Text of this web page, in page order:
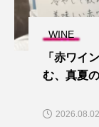
WINE
「赤ワイ
む、真夏
2026.08.02